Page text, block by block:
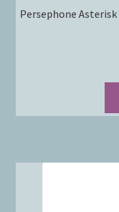
Persephone Asterisk